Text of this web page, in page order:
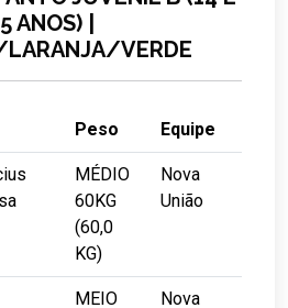
ANOS) |
VERDE
Peso Equipe
MÉDIO
60KG
(60,0
KG)
Nova
União
MEIO
Nova